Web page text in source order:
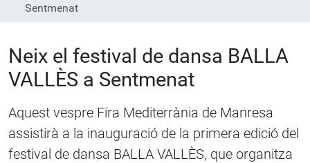
Sentmenat
Neix el festival de dansa BALLA
VALLÈS a Sentmenat
Aquest vespre Fira Mediterrània de Manresa
assistirà a la inauguració de la primera edició del
festival de dansa BALLA VALLÈS, que organitza